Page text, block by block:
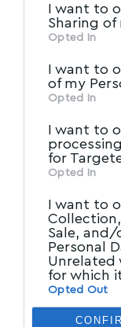
of
information
Participants
other third
I want to
Sharing of
Opted In
I want to
of my
Opted In
I want to
for
Opted In
I want to
Sale, and/
Personal
Unrelated
for which
Opted Out